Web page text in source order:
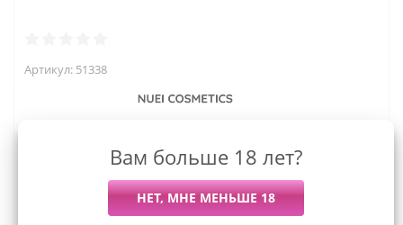
Артикул: 51338
Последний раз купили
Всего купили
Вам больше 18 лет?